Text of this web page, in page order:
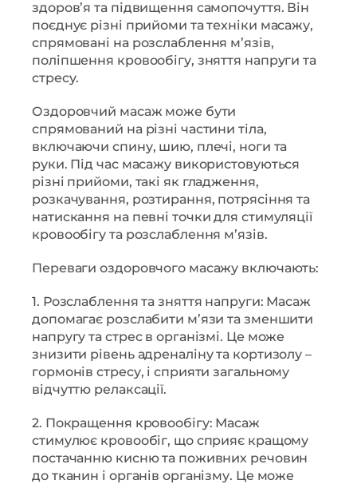
здоров’я та підвищення самопочуття. Він
поєднує різні прийоми та техніки масажу,
спрямовані на розслаблення м’язів,
поліпшення кровообігу, зняття напруги та
стресу.
Оздоровчий масаж може бути
спрямований на різні частини тіла,
включаючи спину, шию, плечі, ноги та
руки. Під час масажу використовуються
різні прийоми, такі як гладження,
розкачування, розтирання, потрясіння та
натискання на певні точки для стимуляції
кровообігу та розслаблення м’язів.
Переваги оздоровчого масажу включають:
1. Розслаблення та зняття напруги: Масаж
допомагає розслабити м’язи та зменшити
напругу та стрес в організмі. Це може
знизити рівень адреналіну та кортизолу –
гормонів стресу, і сприяти загальному
відчуттю релаксації.
2. Покращення кровообігу: Масаж
стимулює кровообіг, що сприяє кращому
постачанню кисню та поживних речовин
до тканин і органів організму. Це може